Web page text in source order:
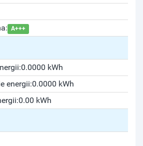
A+++
0.0000 kWh
energii:0.0000 kWh
0.00 kWh